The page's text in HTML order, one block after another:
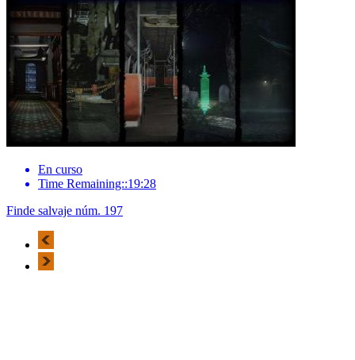
En curso
Time Remaining::19:28
Finde salvaje núm. 197